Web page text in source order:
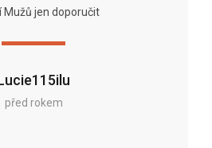
před rokem
Mužů jen doporučit